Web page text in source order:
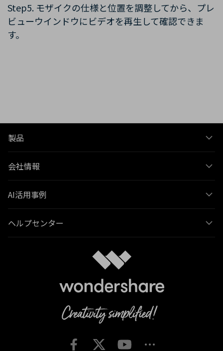
Step5. モザイクの仕様と位置を調整してから、プレ
ビューウインドウにビデオを再生して確認できま
す。
製品
会社情報
AI活用事例
ヘルプセンター